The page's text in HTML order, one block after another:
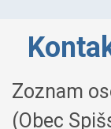
Zoznam
(Obec